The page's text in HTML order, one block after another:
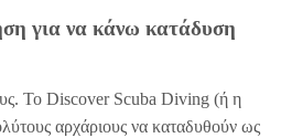
για να κάνω κατάδυση
Το Discover Scuba Diving (ή η
αρχάριους να καταδυθούν ως